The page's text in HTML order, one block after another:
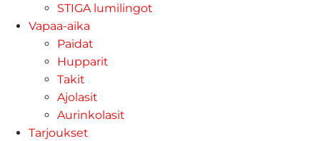
STIGA lumilingot
Vapaa-aika
Paidat
Hupparit
Takit
Ajolasit
Aurinkolasit
Tarjoukset